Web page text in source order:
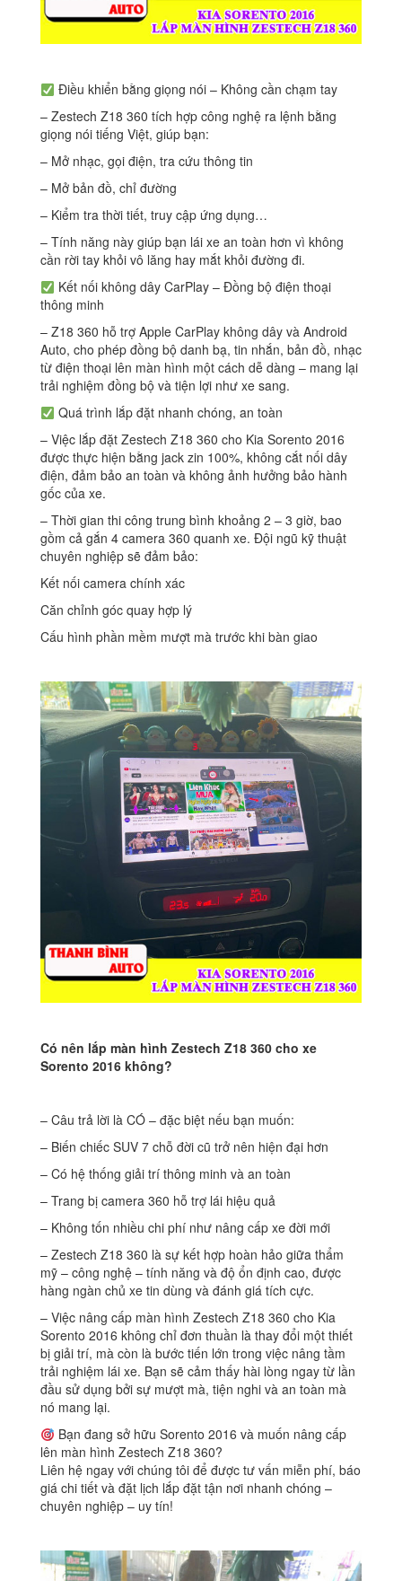
Điều khiển bằng giọng nói – Không cần chạm tay
– Zestech Z18 360 tích hợp công nghệ ra lệnh bằng
giọng nói tiếng Việt, giúp bạn:
– Mở nhạc, gọi điện, tra cứu thông tin
– Mở bản đồ, chỉ đường
– Kiểm tra thời tiết, truy cập ứng dụng…
– Tính năng này giúp bạn lái xe an toàn hơn vì không
cần rời tay khỏi vô lăng hay mắt khỏi đường đi.
Kết nối không dây CarPlay – Đồng bộ điện thoại
thông minh
– Z18 360 hỗ trợ Apple CarPlay không dây và Android
Auto, cho phép đồng bộ danh bạ, tin nhắn, bản đồ, nhạc
từ điện thoại lên màn hình một cách dễ dàng – mang lại
trải nghiệm đồng bộ và tiện lợi như xe sang.
Quá trình lắp đặt nhanh chóng, an toàn
– Việc lắp đặt Zestech Z18 360 cho Kia Sorento 2016
được thực hiện bằng jack zin 100%, không cắt nối dây
điện, đảm bảo an toàn và không ảnh hưởng bảo hành
gốc của xe.
– Thời gian thi công trung bình khoảng 2 – 3 giờ, bao
gồm cả gắn 4 camera 360 quanh xe. Đội ngũ kỹ thuật
chuyên nghiệp sẽ đảm bảo:
Kết nối camera chính xác
Căn chỉnh góc quay hợp lý
Cấu hình phần mềm mượt mà trước khi bàn giao
Có nên lắp màn hình Zestech Z18 360 cho xe
Sorento 2016 không?
– Câu trả lời là CÓ – đặc biệt nếu bạn muốn:
– Biến chiếc SUV 7 chỗ đời cũ trở nên hiện đại hơn
– Có hệ thống giải trí thông minh và an toàn
– Trang bị camera 360 hỗ trợ lái hiệu quả
– Không tốn nhiều chi phí như nâng cấp xe đời mới
– Zestech Z18 360 là sự kết hợp hoàn hảo giữa thẩm
mỹ – công nghệ – tính năng và độ ổn định cao, được
hàng ngàn chủ xe tin dùng và đánh giá tích cực.
– Việc nâng cấp màn hình Zestech Z18 360 cho Kia
Sorento 2016 không chỉ đơn thuần là thay đổi một thiết
bị giải trí, mà còn là bước tiến lớn trong việc nâng tầm
trải nghiệm lái xe. Bạn sẽ cảm thấy hài lòng ngay từ lần
đầu sử dụng bởi sự mượt mà, tiện nghi và an toàn mà
nó mang lại.
Bạn đang sở hữu Sorento 2016 và muốn nâng cấp
lên màn hình Zestech Z18 360?
Liên hệ ngay với chúng tôi để được tư vấn miễn phí, báo
giá chi tiết và đặt lịch lắp đặt tận nơi nhanh chóng –
chuyên nghiệp – uy tín!